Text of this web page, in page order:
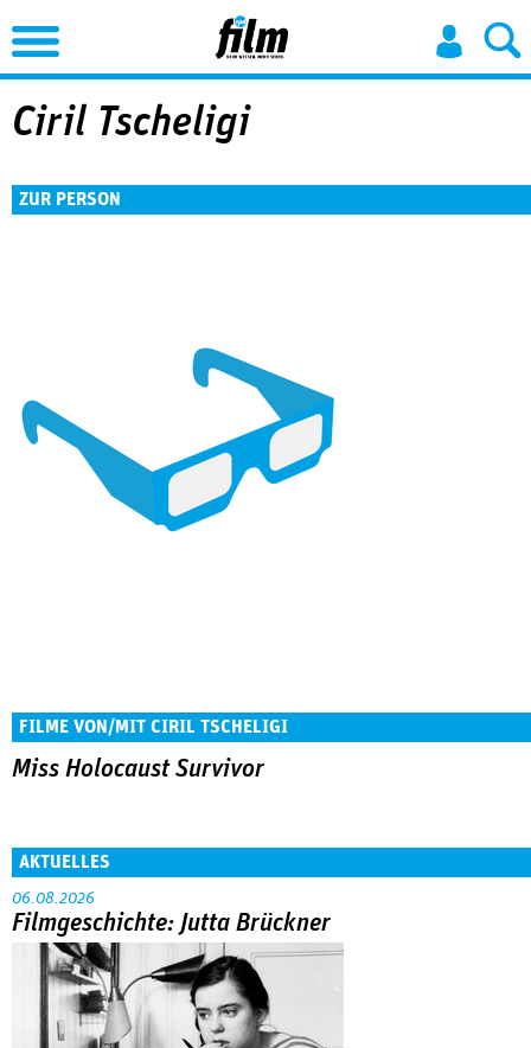
Jump to Navigation
Ciril Tscheligi
ZUR PERSON
FILME VON/MIT CIRIL TSCHELIGI
Miss Holocaust Survivor
AKTUELLES
06.08.2026
Filmgeschichte: Jutta Brückner